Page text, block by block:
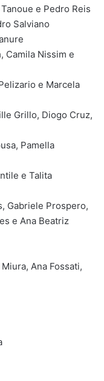
e Pedro Reis
Salviano
Camila Nissim e
e Marcela
Grillo, Diogo Cruz,
Pamella
e Talita
Gabriele Prospero,
e Ana Beatriz
Ana Fossati,